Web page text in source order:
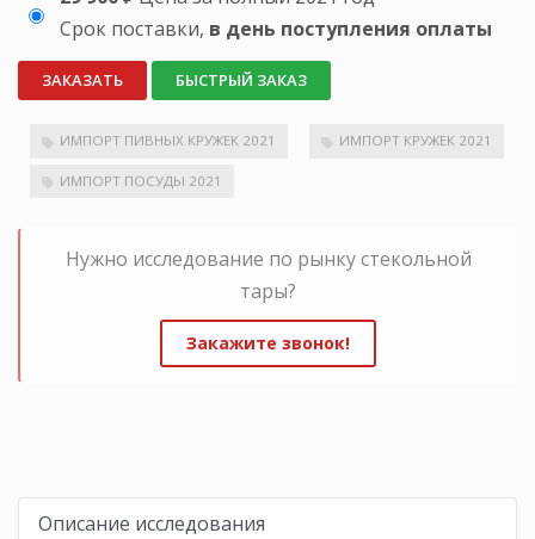
Срок поставки, в день поступления оплаты
ЗАКАЗАТЬ БЫСТРЫЙ ЗАКАЗ
ИМПОРТ ПИВНЫХ КРУЖЕК 2021 ИМПОРТ КРУЖЕК 2021
ИМПОРТ ПОСУДЫ 2021
Нужно исследование по рынку стекольной
тары?
Закажите звонок!
Описание исследования